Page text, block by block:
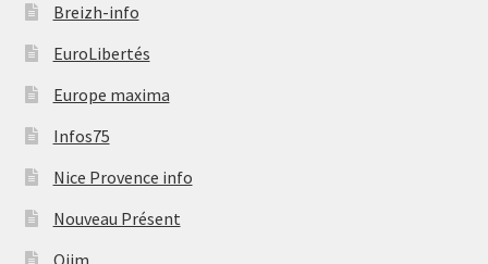
Breizh-info
EuroLibertés
Europe maxima
Infos75
Nice Provence info
Nouveau Présent